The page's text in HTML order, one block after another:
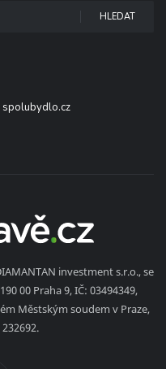
HLEDAT
spolubydlo.cz
investment s.r.o., se
00 Praha 9, IČ: 03494349,
Městským soudem v Praze,